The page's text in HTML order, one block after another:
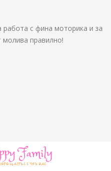
работа с фина моторика и за
молива правилно!